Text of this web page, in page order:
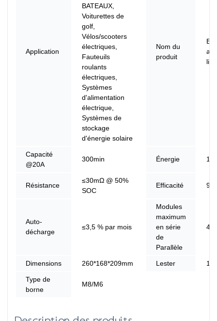
Application
BATEAUX,
Voiturettes de
golf,
Vélos/scooters
électriques,
Fauteuils
roulants
électriques,
Systèmes
d'alimentation
électrique,
Systèmes de
stockage
d'énergie solaire
Nom du
produit
au
Capacité
@20A
300min Énergie
Résistance
≤30mΩ @ 50%
SOC
Efficacité
Auto-
décharge
≤3,5 % par mois
Modules
maximum
en série
de
Parallèle
4
Dimensions 260*168*209mm Lester
Type de
borne
M8/M6